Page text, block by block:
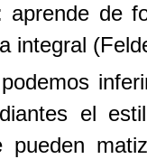
aprende de
integral
el
pueden